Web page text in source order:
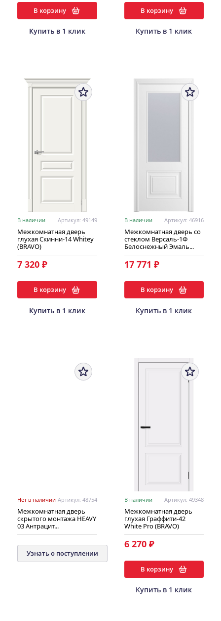
В корзину
Купить в 1 клик
В корзину
Купить в 1 клик
В наличии Артикул: 49149
Межкомнатная дверь
глухая Скинни-14 Whitey
(BRAVO)
7 320 ₽
В корзину
Купить в 1 клик
В наличии Артикул: 46916
Межкомнатная дверь со
стеклом Версаль-1Ф
Белоснежный Эмаль...
17 771 ₽
В корзину
Купить в 1 клик
Нет в наличии Артикул: 48754
Межкомнатная дверь
скрытого монтажа HEAVY
03 Антрацит...
Узнать о поступлении
В наличии Артикул: 49348
Межкомнатная дверь
глухая Граффити-42
White Pro (BRAVO)
6 270 ₽
В корзину
Купить в 1 клик